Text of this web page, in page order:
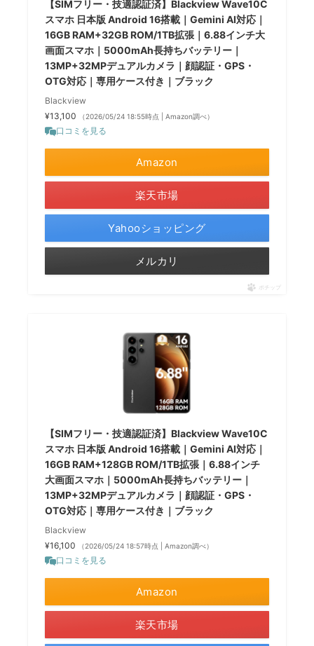
【SIMフリー・技適認証済】Blackview Wave10C
スマホ 日本版 Android 16搭載｜Gemini AI対応｜
16GB RAM+32GB ROM/1TB拡張｜6.88インチ大
画面スマホ｜5000mAh長持ちバッテリー｜
13MP+32MPデュアルカメラ｜顔認証・GPS・
OTG対応｜専用ケース付き｜ブラック
Blackview
¥13,100
（2026/05/24 18:55時点 | Amazon調べ）
口コミを見る
Amazon
楽天市場
Yahooショッピング
メルカリ
ポチップ
【SIMフリー・技適認証済】Blackview Wave10C
スマホ 日本版 Android 16搭載｜Gemini AI対応｜
16GB RAM+128GB ROM/1TB拡張｜6.88インチ
大画面スマホ｜5000mAh長持ちバッテリー｜
13MP+32MPデュアルカメラ｜顔認証・GPS・
OTG対応｜専用ケース付き｜ブラック
Blackview
¥16,100
（2026/05/24 18:57時点 | Amazon調べ）
口コミを見る
Amazon
楽天市場